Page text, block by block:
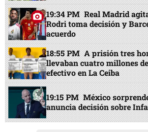
19:34 PM Real Madrid
Rodri toma decisión y
acuerdo
18:55 PM A prisión tres
llevaban cuatro millones
efectivo en La Ceiba
19:15 PM México
anuncia decisión sobre